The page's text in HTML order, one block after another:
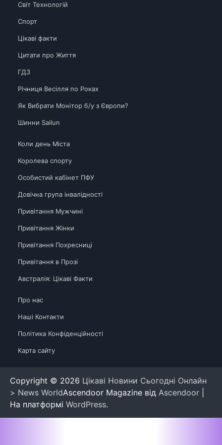
Світ Технологій
Спорт
Цікаві факти
Цитати про Життя
ГДЗ
Річниця Весілля по Роках
Як Вибрати Монітор б/у з Європи?
Шинни Sailun
Коли день Міста
Королева спорту
Особистий кабінет ПФУ
Довічна група інвалідності
Привітання Мужчині
Привітання Жінки
Привітання Похресниці
Привітання в Прозі
Австралія: Цікаві Факти
Про нас
Наші Контакти
Політика Конфіденційності
Карта сайту
Copyright © 2026 Цікаві Новини Сьогодні Онлайн
> News WorldAscendoor Magazine від Ascendoor
На платформі WordPress.